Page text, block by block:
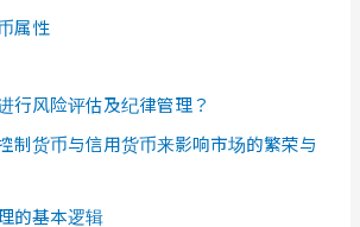
属性
行风险评估及纪律管理？
制货币与信用货币来影响市场的繁荣与
的基本逻辑